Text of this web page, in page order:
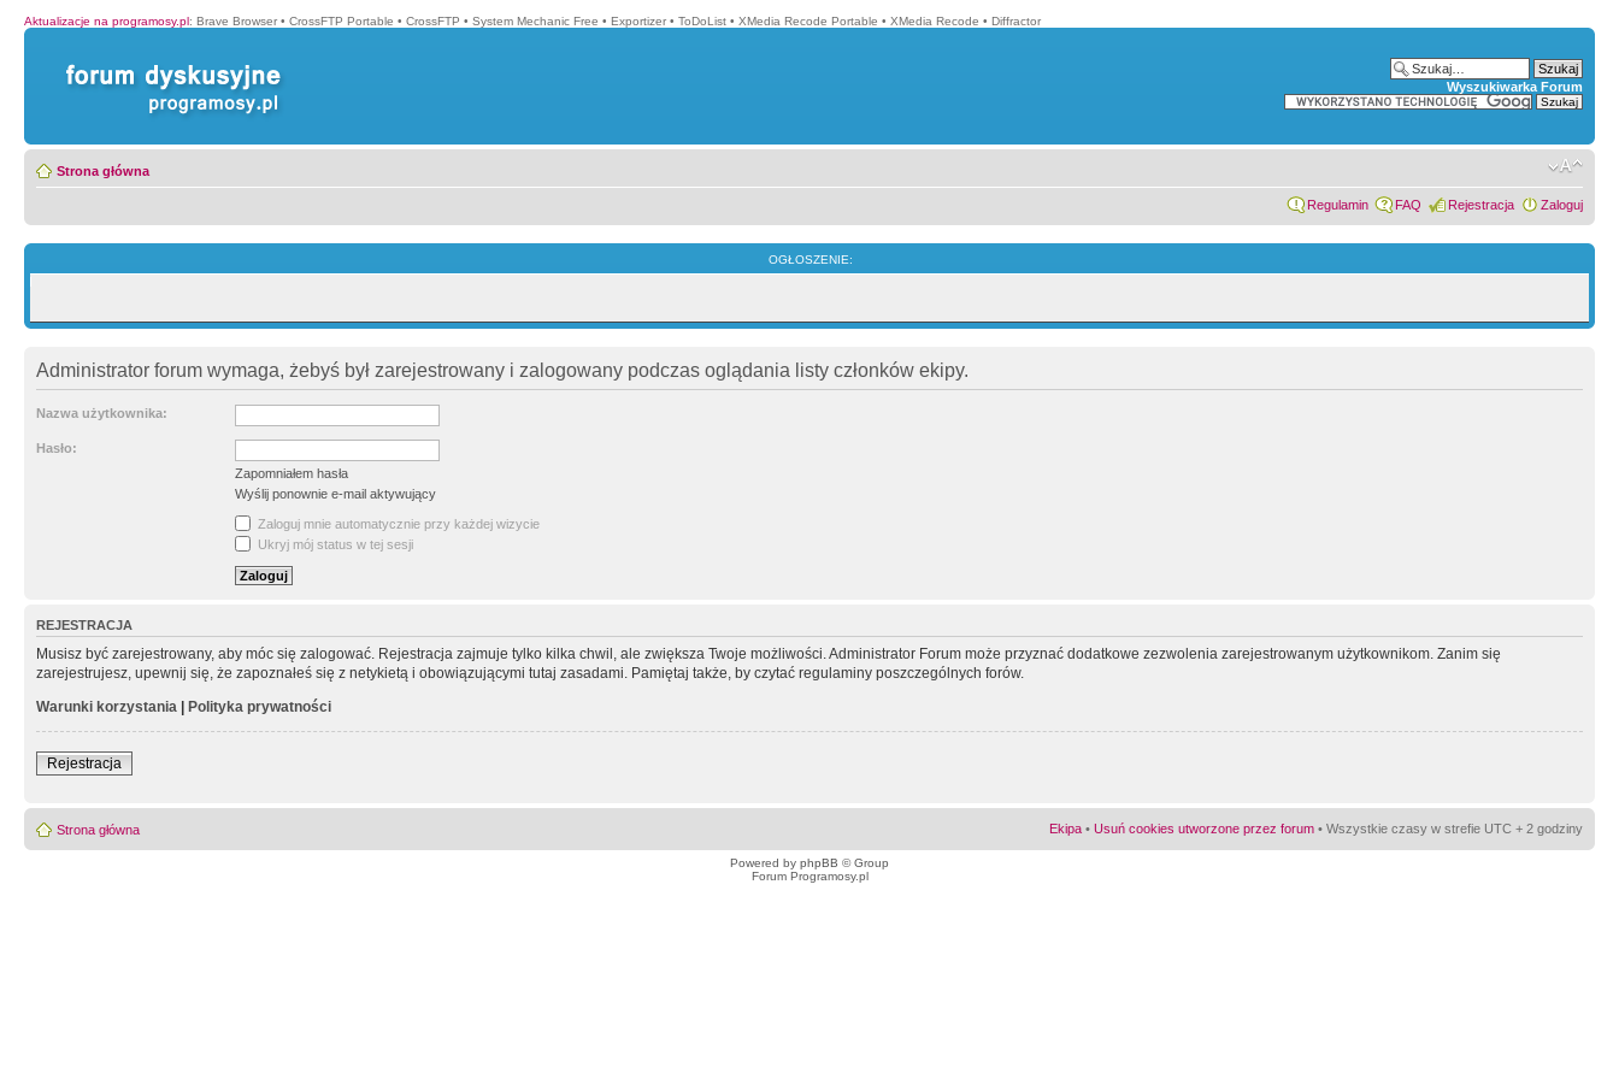
Aktualizacje na programosy.pl: Brave Browser • CrossFTP Portable • CrossFTP • System Mechanic Free • Exportizer • ToDoList • XMedia Recode Portable • XMedia Recode • Diffractor
Wyszukiwarka Forum
Strona główna
Regulamin FAQ Rejestracja Zaloguj
OGŁOSZENIE:
Administrator forum wymaga, żebyś był zarejestrowany i zalogowany podczas oglądania listy członków ekipy.
Nazwa użytkownika:
Hasło:
Zapomniałem hasła
Wyślij ponownie e-mail aktywujący
Zaloguj mnie automatycznie przy każdej wizycie
Ukryj mój status w tej sesji
REJESTRACJA
Musisz być zarejestrowany, aby móc się zalogować. Rejestracja zajmuje tylko kilka chwil, ale zwiększa Twoje możliwości. Administrator Forum może przyznać dodatkowe zezwolenia zarejestrowanym użytkownikom. Zanim się
zarejestrujesz, upewnij się, że zapoznałeś się z netykietą i obowiązującymi tutaj zasadami. Pamiętaj także, by czytać regulaminy poszczególnych forów.
Warunki korzystania | Polityka prywatności
Rejestracja
Strona główna Ekipa • Usuń cookies utworzone przez forum • Wszystkie czasy w strefie UTC + 2 godziny
Powered by phpBB © Group
Forum Programosy.pl